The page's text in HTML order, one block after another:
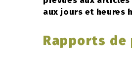
aux jours et heures
Rapports